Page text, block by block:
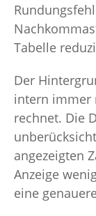
Tabelle
Der
intern immer
rechnet. Die
angezeigten
Anzeige
eine